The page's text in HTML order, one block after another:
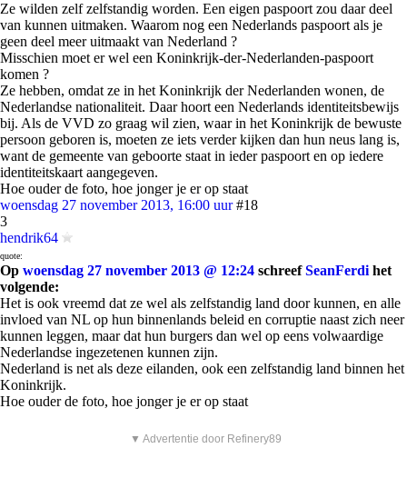
Ze wilden zelf zelfstandig worden. Een eigen paspoort zou daar deel
van kunnen uitmaken. Waarom nog een Nederlands paspoort als je
geen deel meer uitmaakt van Nederland ?
Misschien moet er wel een Koninkrijk-der-Nederlanden-paspoort
komen ?
Ze hebben, omdat ze in het Koninkrijk der Nederlanden wonen, de
Nederlandse nationaliteit. Daar hoort een Nederlands identiteitsbewijs
bij. Als de VVD zo graag wil zien, waar in het Koninkrijk de bewuste
persoon geboren is, moeten ze iets verder kijken dan hun neus lang is,
want de gemeente van geboorte staat in ieder paspoort en op iedere
identiteitskaart aangegeven.
Hoe ouder de foto, hoe jonger je er op staat
woensdag 27 november 2013, 16:00 uur #18
3
hendrik64
quote:
Op woensdag 27 november 2013 @ 12:24 schreefSeanFerdi het
volgende:
Het is ook vreemd dat ze wel als zelfstandig land door kunnen, en alle
invloed van NL op hun binnenlands beleid en corruptie naast zich neer
kunnen leggen, maar dat hun burgers dan wel op eens volwaardige
Nederlandse ingezetenen kunnen zijn.
Nederland is net als deze eilanden, ook een zelfstandig land binnen het
Koninkrijk.
Hoe ouder de foto, hoe jonger je er op staat
▼ Advertentie door Refinery89